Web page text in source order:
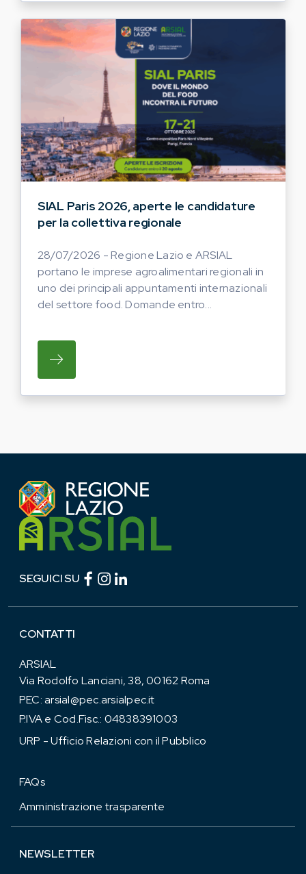
SIAL Paris 2026, aperte le candidature
per la collettiva regionale
28/07/2026 - Regione Lazio e ARSIAL
portano le imprese agroalimentari regionali in
uno dei principali appuntamenti internazionali
del settore food. Domande entro...
SU REGIONE LAZIO E ARSIAL PORTANO
SEGUICI SU Facebook (link esterno)
Instagram (link esterno)
CONTATTI
ARSIAL
Via Rodolfo Lanciani, 38, 00162 Roma
PEC:arsial@pec.arsialpec.it
P.IVA e Cod.Fisc.: 04838391003
URP - Ufficio Relazioni con il Pubblico
FAQs
Amministrazione trasparente
NEWSLETTER